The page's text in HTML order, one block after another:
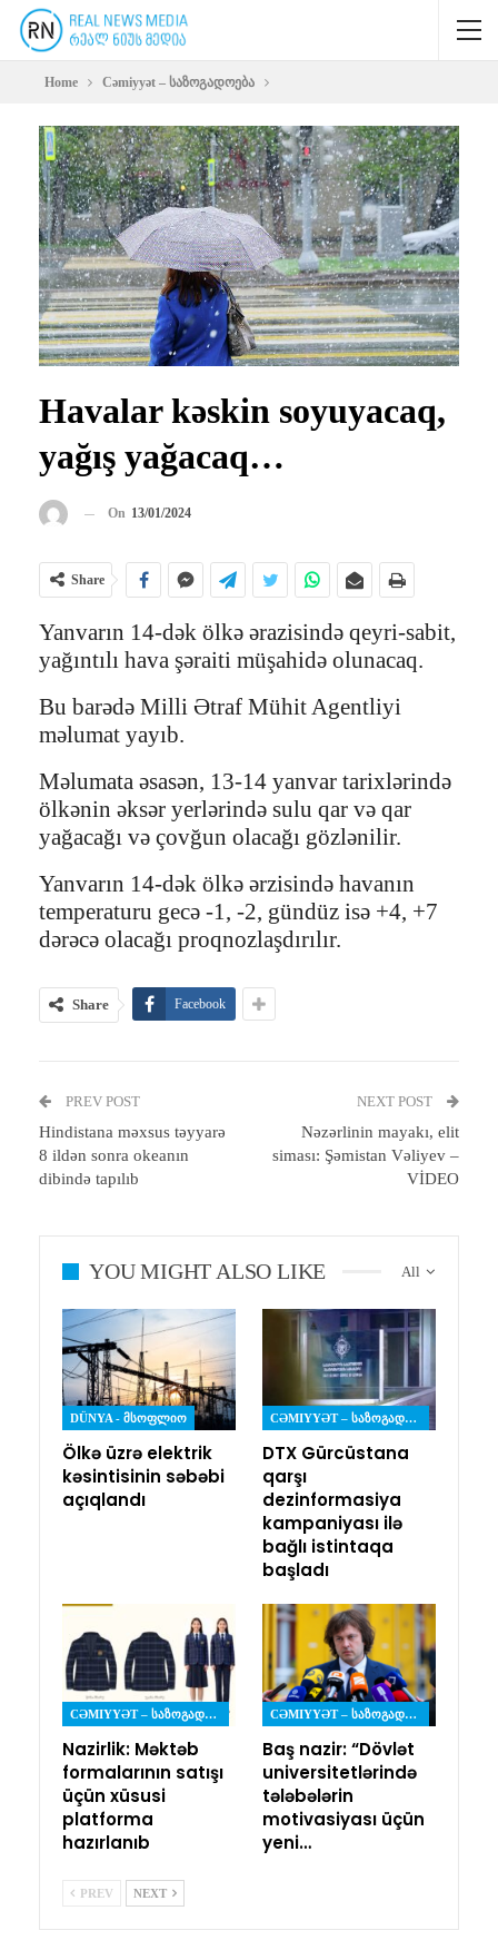
Home Cəmiyyət – საზოგადოება
Havalar kəskin soyuyacaq,
yağış yağacaq…
On 13/01/2024
Share
Yanvarın 14-dək ölkə ərazisində qeyri-sabit,
yağıntılı hava şəraiti müşahidə olunacaq.
Bu barədə Milli Ətraf Mühit Agentliyi
məlumat yayıb.
Məlumata əsasən, 13-14 yanvar tarixlərində
ölkənin əksər yerlərində sulu qar və qar
yağacağı və çovğun olacağı gözlənilir.
Yanvarın 14-dək ölkə ərzisində havanın
temperaturu gecə -1, -2, gündüz isə +4, +7
dərəcə olacağı proqnozlaşdırılır.
Share Facebook
PREV POST
Hindistana məxsus təyyarə
8 ildən sonra okeanın
dibində tapılıb
NEXT POST
Nəzərlinin mayakı, elit
siması: Şəmistan Vəliyev –
VİDEO
All
YOU MIGHT ALSO LIKE
DÜNYA - ᲛᲡᲝᲤᲚᲘᲝ
Ölkə üzrə elektrik
kəsintisinin səbəbi
açıqlandı
CƏMIYYƏT – ᲡᲐᲖᲝᲒᲐᲓᲝᲔᲑᲐ
DTX Gürcüstana
qarşı
dezinformasiya
kampaniyası ilə
bağlı istintaqa
başladı
CƏMIYYƏT – ᲡᲐᲖᲝᲒᲐᲓᲝᲔᲑᲐ
Nazirlik: Məktəb
formalarının satışı
üçün xüsusi
platforma
hazırlanıb
CƏMIYYƏT – ᲡᲐᲖᲝᲒᲐᲓᲝᲔᲑᲐ
Baş nazir: “Dövlət
universitetlərində
tələbələrin
motivasiyası üçün
yeni…
PREV NEXT